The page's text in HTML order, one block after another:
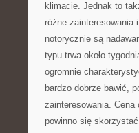
klimacie. Jednak to
różne zainteresowania
notorycznie są
typu trwa około
ogromnie
bardzo dobrze bawić,
zainteresowania. Cena
powinno się